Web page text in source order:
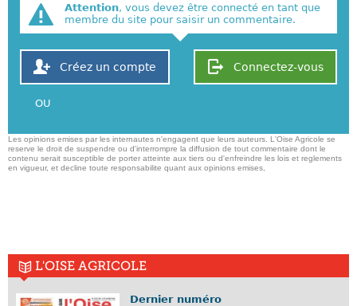
Attention, vous devez être connecté en tant que
membre du site pour saisir un commentaire.
Connectez-vous
Créez un compte
OU
Les opinions emises par les internautes n'engagent que leurs auteurs. L'Oise Agricole se
reserve le droit de suspendre ou d'interrompre la diffusion de tout commentaire dont le
contenu serait susceptible de porter atteinte aux tiers ou d'enfreindre les lois et reglements
en vigueur, et decline toute responsabilite quant aux opinions emises,
L'OISE AGRICOLE
Dernier numéro